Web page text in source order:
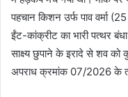
पहचान किशन उर्फ पाव वर्मा
ईंट-कांक्रीट का भारी पत्थर
साक्ष्य छुपाने के इरादे से शव को
अपराध क्रमांक 07/2026 के